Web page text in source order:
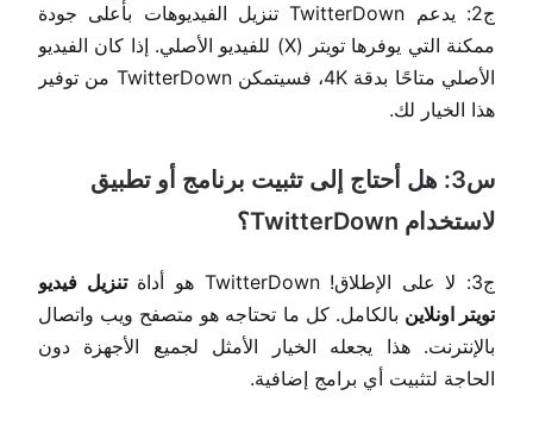
ج2: يدعم TwitterDown تنزيل الفيديوهات بأعلى جودة
ممكنة التي يوفرها تويتر (X) للفيديو الأصلي. إذا كان الفيديو
الأصلي متاحًا بدقة 4K، فسيتمكن TwitterDown من توفير
هذا الخيار لك.
س3: هل أحتاج إلى تثبيت برنامج أو تطبيق
لاستخدام TwitterDown؟
ج3: لا على الإطلاق! TwitterDown هو أداة
تنزيل فيديو
تويتر اونلاين بالكامل. كل ما تحتاجه هو متصفح ويب واتصال
بالإنترنت. هذا يجعله الخيار الأمثل لجميع الأجهزة دون
الحاجة لتثبيت أي برامج إضافية.